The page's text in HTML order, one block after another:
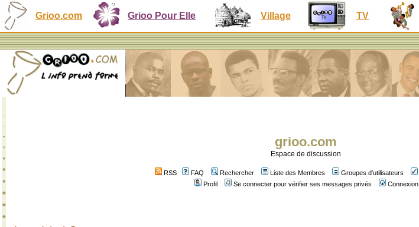
Grioo.com Grioo Pour Elle Village TV
grioo.com
Espace de discussion
RSS FAQ Rechercher Liste des Membres Groupes d'utilisateurs
Profil
Se connecter pour vérifier ses messages privés Connexion